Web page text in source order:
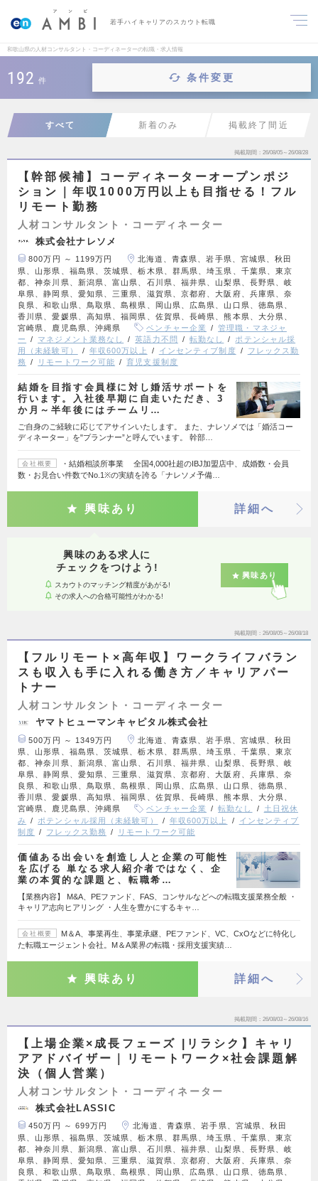
若手ハイキャリアのスカウト転職
和歌山県の人材コンサルタント・コーディネーターの転職・求人情報
192 件 条件変更
すべて 新着のみ 掲載終了間近
掲載期間 26/08/05～26/08/28
【幹部候補】コーディネーターオープンポジ
ション｜年収1000万円以上も目指せる！フル
リモート勤務
人材コンサルタント・コーディネーター
株式会社ナレソメ
800万円 ～ 1199万円
北海道、青森県、岩手県、宮城県、秋田
県、山形県、福島県、茨城県、栃木県、群馬県、埼玉県、千葉県、東京
都、神奈川県、新潟県、富山県、石川県、福井県、山梨県、長野県、岐
阜県、静岡県、愛知県、三重県、滋賀県、京都府、大阪府、兵庫県、奈
良県、和歌山県、鳥取県、島根県、岡山県、広島県、山口県、徳島県、
香川県、愛媛県、高知県、福岡県、佐賀県、長崎県、熊本県、大分県、
宮崎県、鹿児島県、沖縄県
ベンチャー企業
管理職・マネジャ
ー
マネジメント業務なし 英語力不問 転勤なし
ポテンシャル採
用（未経験可）
年収600万以上 インセンティブ制度
フレックス勤
務
リモートワーク可能 育児支援制度
結婚を目指す会員様に対し婚活サポートを
行います。入社後早期に自走いただき、3
か月～半年後にはチームリ…
ご自身のご経験に応じてアサインいたします。 また、ナレソメでは「婚活コー
ディネーター」を"プランナー”と呼んでいます。 幹部…
会社概要
・結婚相談所事業 全国4,000社超のIBJ加盟店中、成婚数・会員
数・お見合い件数でNo.1※の実績を誇る「ナレソメ予備…
興味あり 詳細へ
興味のある求人に
チェックをつけよう!
スカウトのマッチング精度があがる!
その求人への合格可能性がわかる!
興味あり
掲載期間 26/08/05～26/08/18
【フルリモート×高年収】ワークライフバラン
スも収入も手に入れる働き方／キャリアパー
トナー
人材コンサルタント・コーディネーター
ヤマトヒューマンキャピタル株式会社
500万円 ～ 1349万円
北海道、青森県、岩手県、宮城県、秋田
県、山形県、福島県、茨城県、栃木県、群馬県、埼玉県、千葉県、東京
都、神奈川県、新潟県、富山県、石川県、福井県、山梨県、長野県、岐
阜県、静岡県、愛知県、三重県、滋賀県、京都府、大阪府、兵庫県、奈
良県、和歌山県、鳥取県、島根県、岡山県、広島県、山口県、徳島県、
香川県、愛媛県、高知県、福岡県、佐賀県、長崎県、熊本県、大分県、
宮崎県、鹿児島県、沖縄県
ベンチャー企業 転勤なし
土日祝休
み
ポテンシャル採用（未経験可） 年収600万以上
インセンティブ
制度
フレックス勤務 リモートワーク可能
価値ある出会いを創造し人と企業の可能性
を広げる 単なる求人紹介者ではなく、企
業の本質的な課題と、転職希…
【業務内容】 M&A、PEファンド、FAS、コンサルなどへの転職支援業務全般 ・
キャリア志向ヒアリング ・人生を豊かにするキャ…
会社概要
M＆A、事業再生、事業承継、PEファンド、VC、CxOなどに特化し
た転職エージェント会社。M＆A業界の転職・採用支援実績…
興味あり 詳細へ
掲載期間 26/08/03～26/08/16
【上場企業×成長フェーズ |リラシク】キャリ
アアドバイザー｜リモートワーク×社会課題解
決（個人営業）
人材コンサルタント・コーディネーター
株式会社LASSIC
450万円 ～ 699万円
北海道、青森県、岩手県、宮城県、秋田
県、山形県、福島県、茨城県、栃木県、群馬県、埼玉県、千葉県、東京
都、神奈川県、新潟県、富山県、石川県、福井県、山梨県、長野県、岐
阜県、静岡県、愛知県、三重県、滋賀県、京都府、大阪府、兵庫県、奈
良県、和歌山県、鳥取県、島根県、岡山県、広島県、山口県、徳島県、